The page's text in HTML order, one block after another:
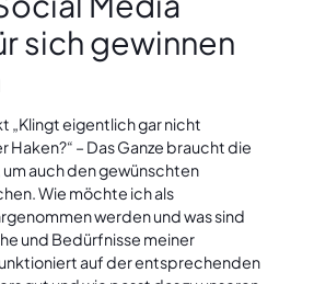
sich gewinnen
„Klingt eigentlich gar nicht
Haken?“ – Das Ganze braucht die
auch den gewünschten
Wie möchte ich als
werden und was sind
und Bedürfnisse meiner
auf der entsprechenden